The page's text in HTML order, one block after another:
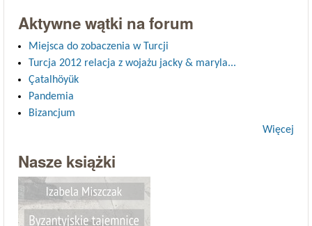
Aktywne wątki na forum
Miejsca do zobaczenia w Turcji
Turcja 2012 relacja z wojażu jacky & maryla...
Çatalhöyük
Pandemia
Bizancjum
Więcej
Nasze książki